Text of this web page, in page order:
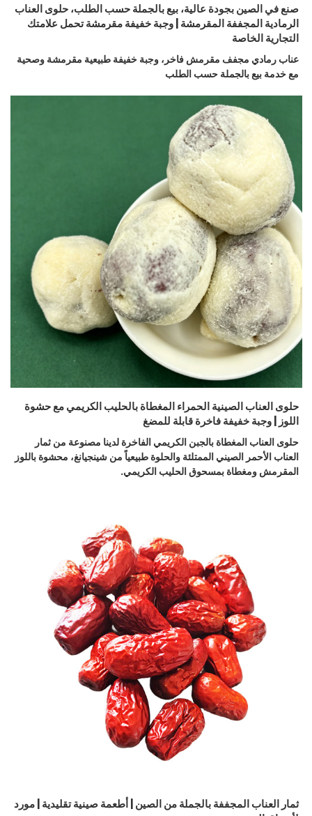
صنع في الصين بجودة عالية، بيع بالجملة حسب الطلب، حلوى العناب
الرمادية المجففة المقرمشة | وجبة خفيفة مقرمشة تحمل علامتك
التجارية الخاصة
عناب رمادي مجفف مقرمش فاخر، وجبة خفيفة طبيعية مقرمشة وصحية
مع خدمة بيع بالجملة حسب الطلب
حلوى العناب الصينية الحمراء المغطاة بالحليب الكريمي مع حشوة
اللوز | وجبة خفيفة فاخرة قابلة للمضغ
حلوى العناب المغطاة بالجبن الكريمي الفاخرة لدينا مصنوعة من ثمار
العناب الأحمر الصيني الممتلئة والحلوة طبيعياً من شينجيانغ، محشوة باللوز
المقرمش ومغطاة بمسحوق الحليب الكريمي.
ثمار العناب المجففة بالجملة من الصين | أطعمة صينية تقليدية | مورد